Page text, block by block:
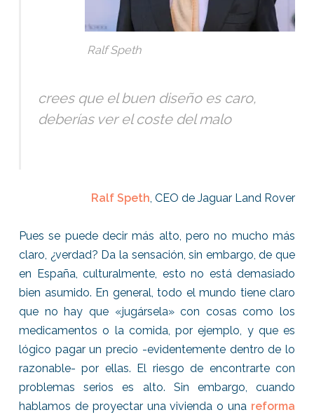
Ralf Speth
crees que el buen diseño es caro,
deberías ver el coste del malo
Ralf Speth , CEO de Jaguar Land Rover
Pues se puede decir más alto, pero no mucho más
claro, ¿verdad? Da la sensación, sin embargo, de que
en España, culturalmente, esto no está demasiado
bien asumido. En general, todo el mundo tiene claro
que no hay que «jugársela» con cosas como los
medicamentos o la comida, por ejemplo, y que es
lógico pagar un precio -evidentemente dentro de lo
razonable- por ellas. El riesgo de encontrarte con
problemas serios es alto. Sin embargo, cuando
hablamos de proyectar una vivienda o una reforma